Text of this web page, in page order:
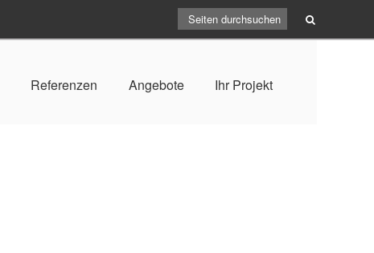
Referenzen Angebote Ihr Projekt